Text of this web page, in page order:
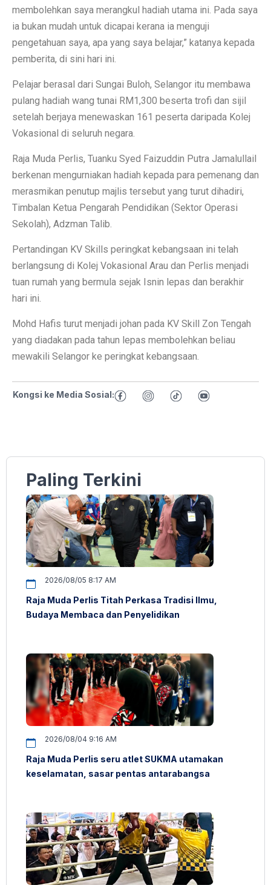
membolehkan saya merangkul hadiah utama ini. Pada saya
ia bukan mudah untuk dicapai kerana ia menguji
pengetahuan saya, apa yang saya belajar,” katanya kepada
pemberita, di sini hari ini.
Pelajar berasal dari Sungai Buloh, Selangor itu membawa
pulang hadiah wang tunai RM1,300 beserta trofi dan sijil
setelah berjaya menewaskan 161 peserta daripada Kolej
Vokasional di seluruh negara.
Raja Muda Perlis, Tuanku Syed Faizuddin Putra Jamalullail
berkenan mengurniakan hadiah kepada para pemenang dan
merasmikan penutup majlis tersebut yang turut dihadiri,
Timbalan Ketua Pengarah Pendidikan (Sektor Operasi
Sekolah), Adzman Talib.
Pertandingan KV Skills peringkat kebangsaan ini telah
berlangsung di Kolej Vokasional Arau dan Perlis menjadi
tuan rumah yang bermula sejak Isnin lepas dan berakhir
hari ini.
Mohd Hafis turut menjadi johan pada KV Skill Zon Tengah
yang diadakan pada tahun lepas membolehkan beliau
mewakili Selangor ke peringkat kebangsaan.
Kongsi ke Media Sosial:
Paling Terkini
2026/08/05 8:17 AM
Raja Muda Perlis Titah Perkasa Tradisi Ilmu,
Budaya Membaca dan Penyelidikan
2026/08/04 9:16 AM
Raja Muda Perlis seru atlet SUKMA utamakan
keselamatan, sasar pentas antarabangsa